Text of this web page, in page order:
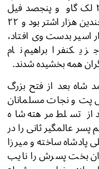
و ۲ لک گاو و پنجصد فیل
و چندین هزار اشتر بود و ۲۲
اسیر بدست وی افتاد،
یکنفر ابراهیم نام
همه بخشیده شدند.
شاه بعد از فتح بزرگ
پت و نجات مسلمانان
از تسلط مرهته شاه
پسر عالمگیر ثانی را در
پادشاه ساخته و میرزا
بخت پسرش را نایب